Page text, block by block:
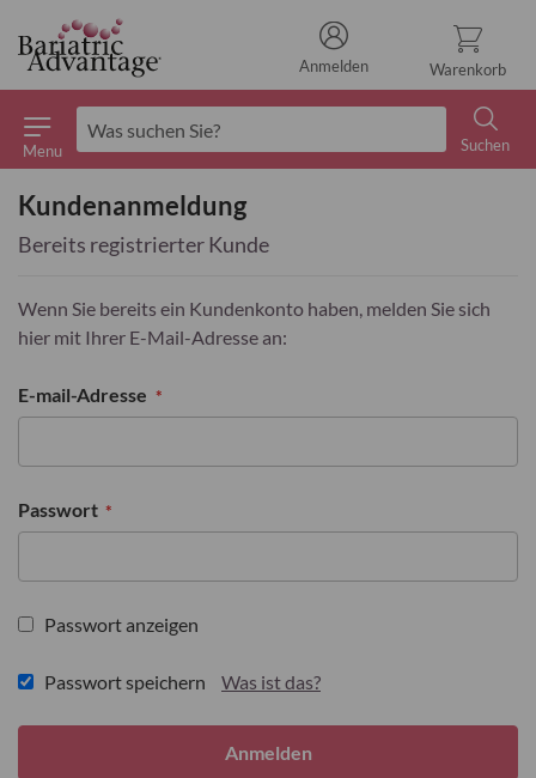
Menu
Suchen
Warenkorb
Anmelden
Kundenanmeldung
Bereits registrierter Kunde
Wenn Sie bereits ein Kundenkonto haben, melden Sie sich
hier mit Ihrer E-Mail-Adresse an:
E-mail-Adresse
Passwort
Passwort anzeigen
Passwort speichern Was ist das?
Anmelden